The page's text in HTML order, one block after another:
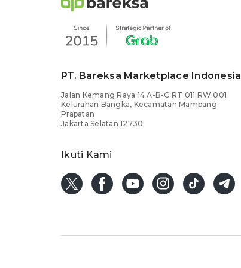
PT. Bareksa Marketplace Indonesia
Jalan Kemang Raya 14 A-B-C RT 011 RW 001
Kelurahan Bangka, Kecamatan Mampang
Prapatan
Jakarta Selatan 12730
Ikuti Kami